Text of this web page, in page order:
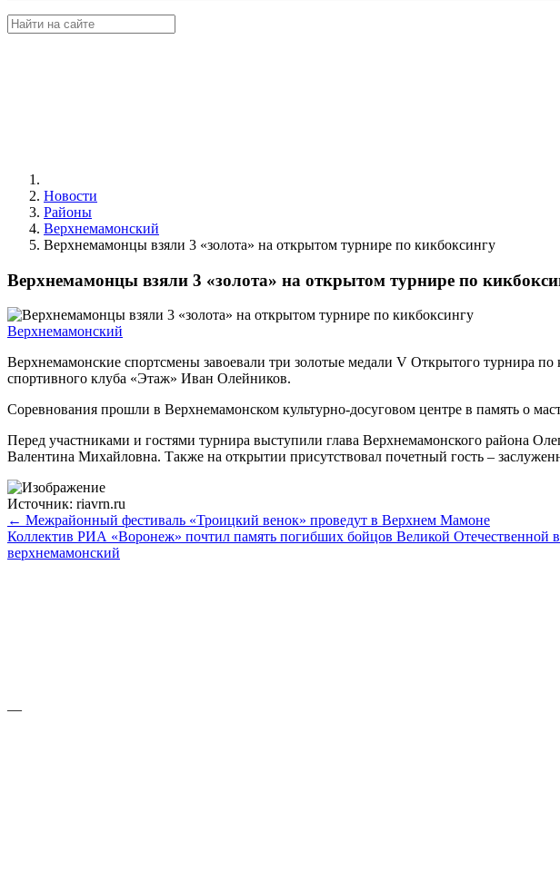
Новости
Районы
Верхнемамонский
Верхнемамонцы взяли 3 «золота» на открытом турнире по кикбоксингу
Верхнемамонцы взяли 3 «золота» на открытом турнире по
Верхнемамонский
Верхнемамонские спортсмены завоевали три золотые медали V Открытого турнира
спортивного клуба «Этаж» Иван Олейников.
Соревнования прошли в Верхнемамонском культурно-досуговом центре в память о
Перед участниками и гостями турнира выступили глава Верхнемамонского района
Валентина Михайловна. Также на открытии присутствовал почетный гость –
Источник: riavrn.ru
← Межрайонный фестиваль «Троицкий венок» проведут в Верхнем Мамоне
Коллектив РИА «Воронеж» почтил память погибших бойцов Великой Отечественной
верхнемамонский
—